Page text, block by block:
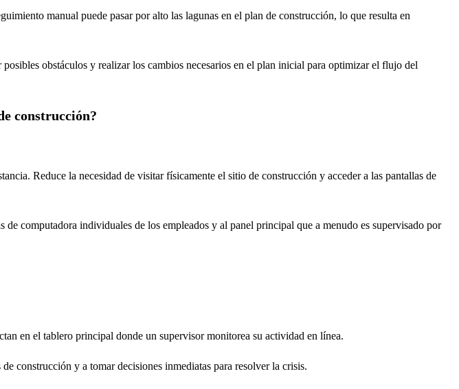
manual puede pasar por alto las lagunas en el plan de construcción, lo que resulta en
obstáculos y realizar los cambios necesarios en el plan inicial para optimizar el flujo del
construcción?
Reduce la necesidad de visitar físicamente el sitio de construcción y acceder a las pantallas de
computadora individuales de los empleados y al panel principal que a menudo es supervisado por
en el tablero principal donde un supervisor monitorea su actividad en línea.
construcción y a tomar decisiones inmediatas para resolver la crisis.